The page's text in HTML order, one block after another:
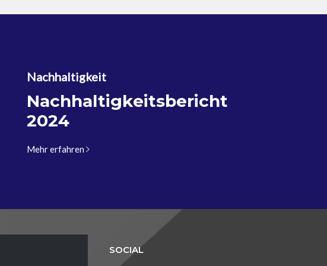
Nachhaltigkeit
Nachhaltigkeitsbericht
2024
Mehr erfahren
SOCIAL